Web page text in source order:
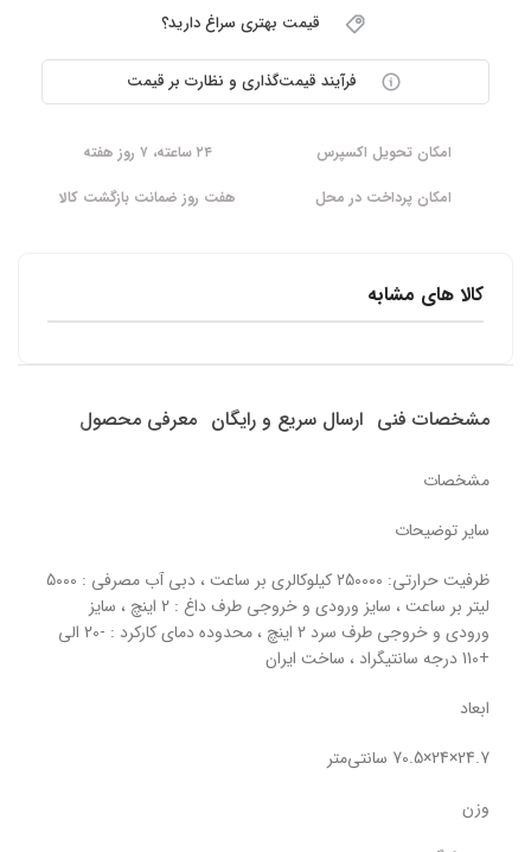
قیمت بهتری سراغ دارید؟
فرآیند قیمت‌گذاری و نظارت بر قیمت
امکان تحویل اکسپرس
۲۴ ساعته، ۷ روز هفته
امکان پرداخت در محل
هفت روز ضمانت بازگشت کالا
کالا های مشابه
مشخصات فنی ارسال سریع و رایگان معرفی محصول
مشخصات
سایر توضیحات
ظرفیت حرارتی: 250000 کیلوکالری بر ساعت ، دبی آب مصرفی : 5000
لیتر بر ساعت ، سایز ورودی و خروجی طرف داغ : 2 اینچ ، سایز
ورودی و خروجی طرف سرد 2 اینچ ، محدوده دمای کارکرد : -20 الی
+110 درجه سانتیگراد ، ساخت ایران
ابعاد
24.7×24×70.5 سانتی‌متر
وزن